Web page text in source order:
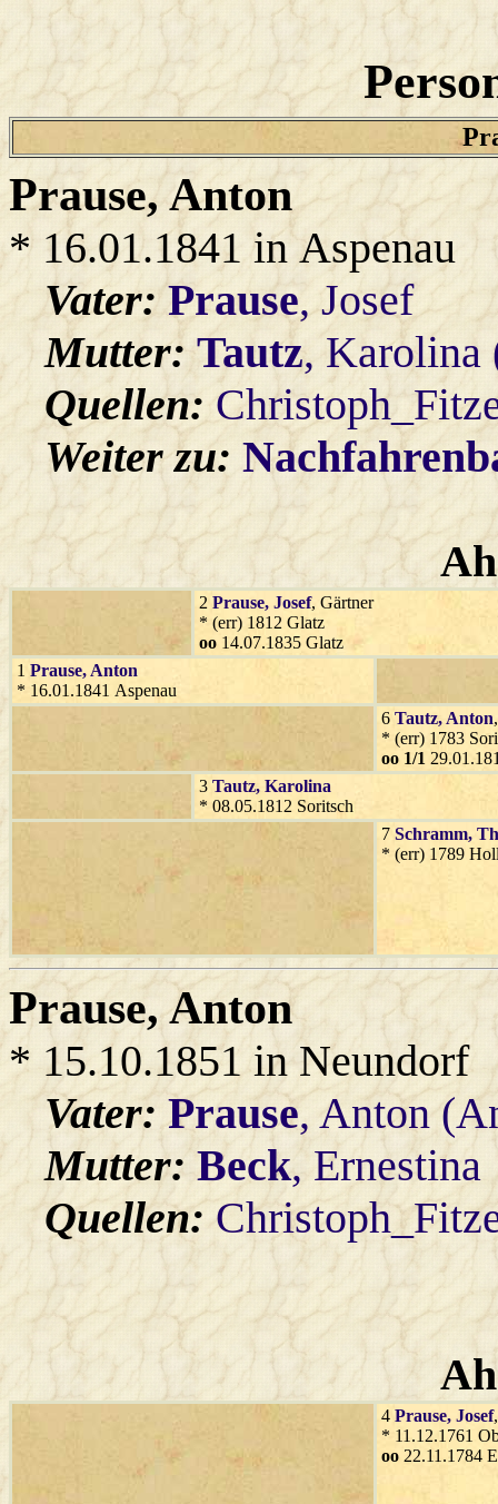
Prause, Anton
* 16.01.1841 in Aspenau
Vater:Prause, Josef
Mutter:Tautz, Karolina
Quellen:
Weiter zu:
2 Prause, Josef, Gärtner
* (err) 1812 Glatz
oo 14.07.1835 Glatz
1 Prause, Anton
* 16.01.1841 Aspenau
6 Tautz, Anton
* (err) 1783
oo 1/1
3 Tautz, Karolina
* 08.05.1812 Soritsch
7 Schramm,
* (err) 1789
Prause, Anton
* 15.10.1851 in Neundorf
Vater:Prause, Anton
Mutter:Beck, Ernestina
Quellen:
4 Prause, Josef
* 11.12.1761
oo 22.11.1784